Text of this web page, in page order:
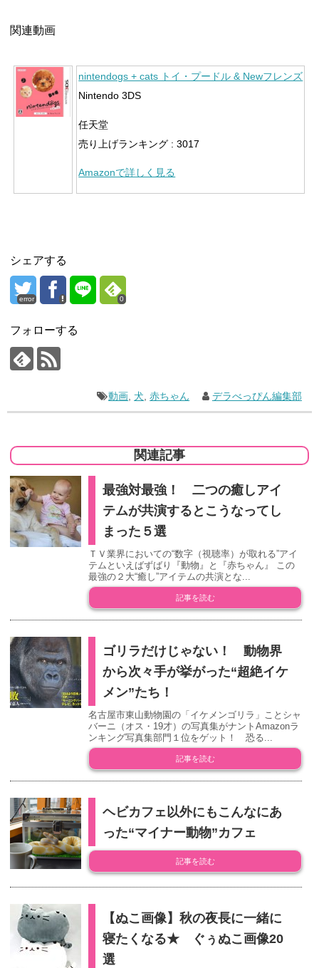
関連動画
nintendogs + cats トイ・プードル & Newフレンズ
Nintendo 3DS
任天堂
売り上げランキング : 3017
Amazonで詳しく見る
シェアする
error 0
フォローする
動画 ,犬 ,赤ちゃん デラべっぴん編集部
関連記事
最強対最強！ 二つの癒しアイ
テムが共演するとこうなってし
まった５選
ＴＶ業界においての“数字（視聴率）が取れる”アイ
テムといえばずばり『動物』と『赤ちゃん』 この
最強の２大“癒し”アイテムの共演とな...
記事を読む
ゴリラだけじゃない！ 動物界
から次々手が挙がった“超絶イケ
メン”たち！
名古屋市東山動物園の「イケメンゴリラ」ことシャ
バーニ（オス・19才）の写真集がナントAmazonラ
ンキング写真集部門１位をゲット！ 恐る...
記事を読む
ヘビカフェ以外にもこんなにあ
った“マイナー動物”カフェ
記事を読む
【ぬこ画像】秋の夜長に一緒に
寝たくなる★ ぐぅぬこ画像20
選